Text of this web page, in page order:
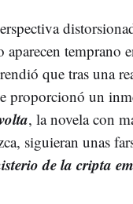
aparecen temprano
que tras una
proporcionó un
, la novela con
siguieran unas
de la cripta